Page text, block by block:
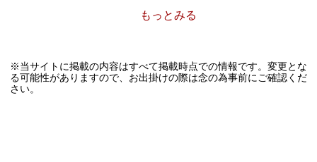
もっとみる
※当サイトに掲載の内容はすべて掲載時点での情報です。変更とな
る可能性がありますので、お出掛けの際は念の為事前にご確認くだ
さい。